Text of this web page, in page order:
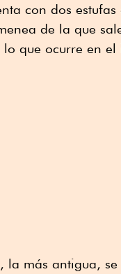
con dos estufas
de la que
que ocurre en el
la más antigua,